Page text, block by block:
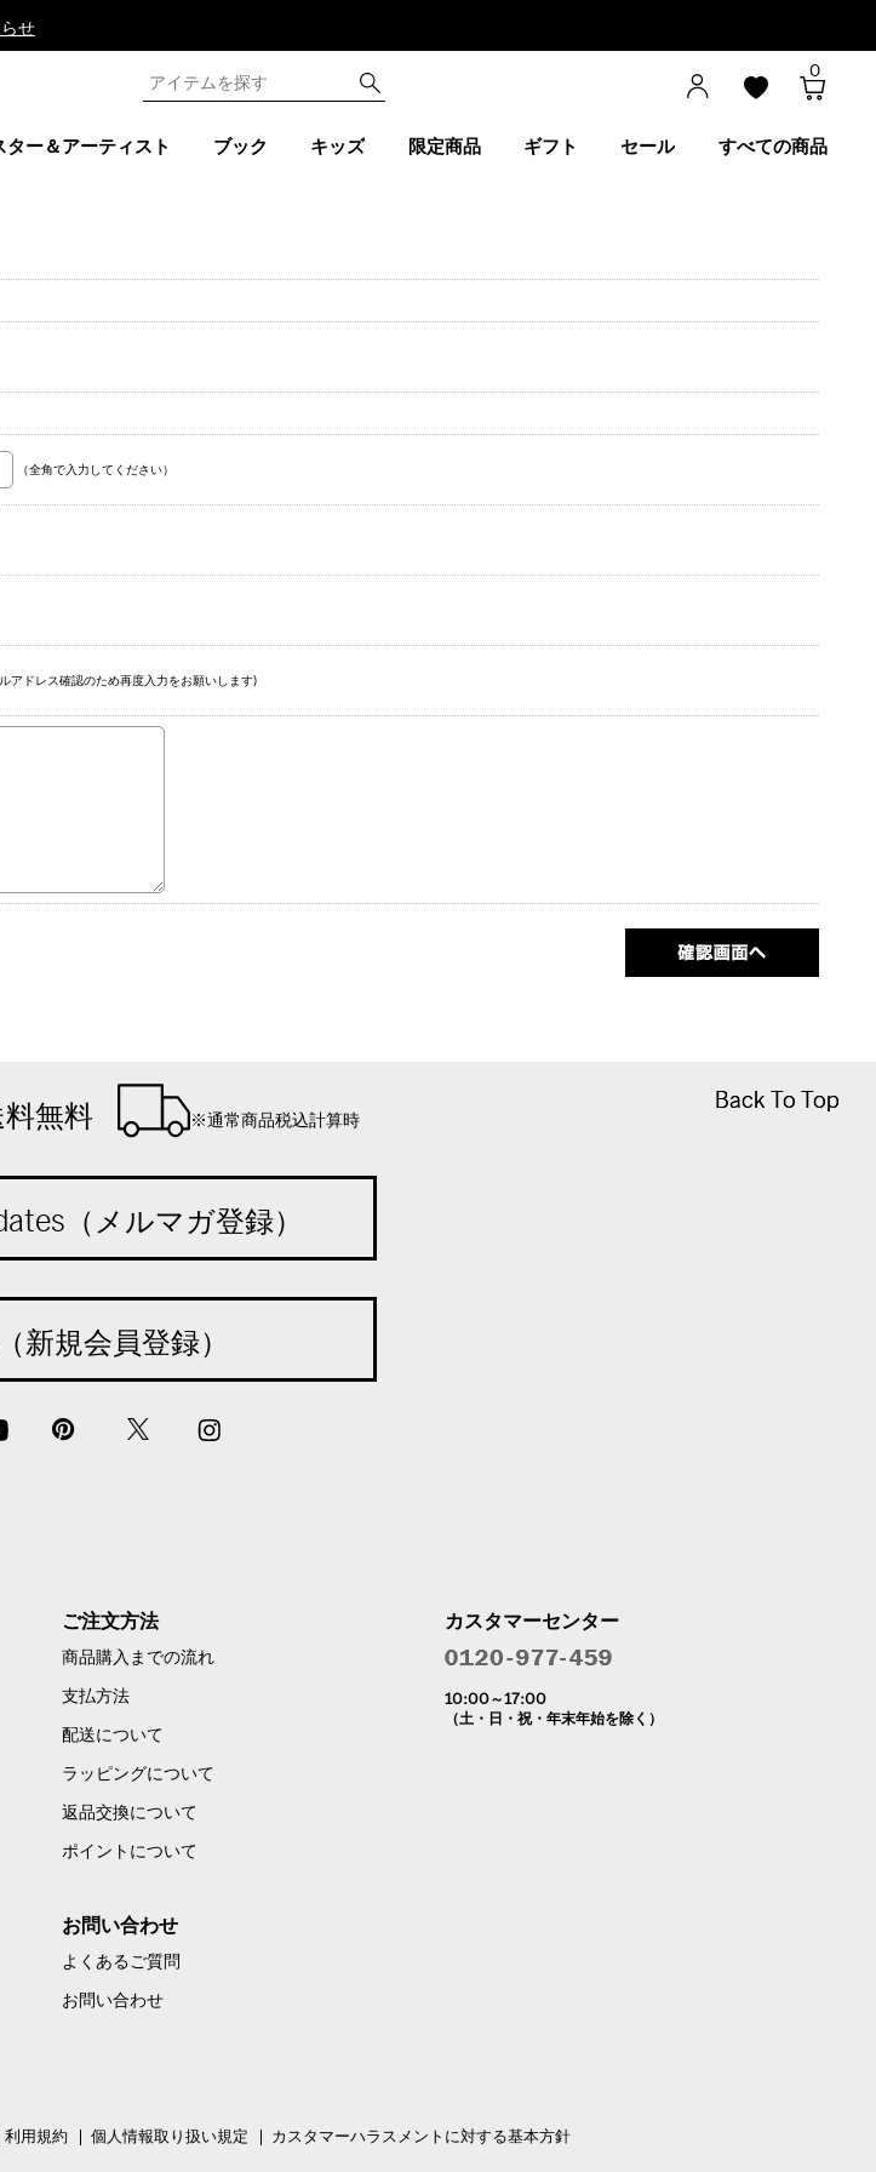
せ
0
ター＆アーティスト ブック キッズ 限定商品 ギフト セール すべての商品
（全角で入力してください）
ルアドレス確認のため再度入力をお願いします)
Back To Top
Back To Top
無料 ※通常商品税込計算時
（メルマガ登録）
新規会員登録）
ご注文方法
商品購入までの流れ
支払方法
配送について
ラッピングについて
返品交換について
ポイントについて
お問い合わせ
よくあるご質問
お問い合わせ
カスタマーセンター
10:00～17:00
（土・日・祝・年末年始を除く）
利用規約 個人情報取り扱い規定 カスタマーハラスメントに対する基本方針